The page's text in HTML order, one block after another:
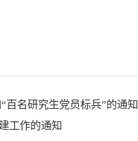
百名研究生党员标兵”的通知
工作的通知